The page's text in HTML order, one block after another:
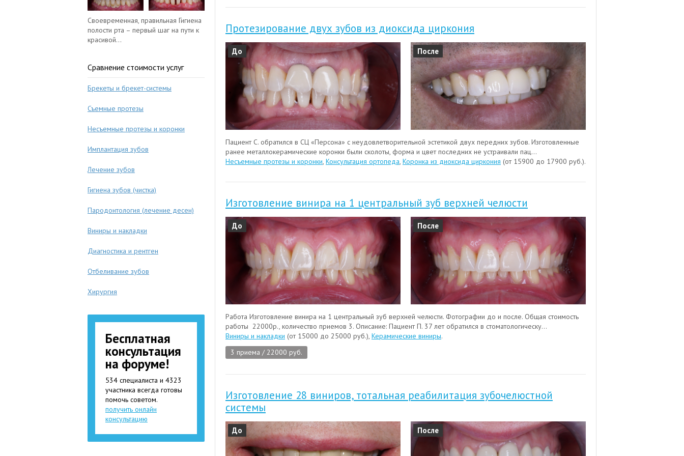
Протезирование двух зубов из диоксида циркония
До После
Пациент С. обратился в СЦ «Персона» с неудовлетворительной эстетикой двух передних зубов. Изготовленные
ранее металлокерамические коронки были сколоты, форма и цвет последних не устраивали пац...
Несъемные протезы и коронки, Консультация ортопеда, Коронка из диоксида циркония (от 15900 до 17900 руб.).
Изготовление винира на 1 центральный зуб верхней челюсти
До После
Работа Изготовление винира на 1 центральный зуб верхней челюсти. Фотографии до и после. Общая стоимость
работы 22000р., количество приемов 3. Описание: Пациент П. 37 лет обратился в стоматологическу...
Виниры и накладки (от 15000 до 25000 руб.), Керамические виниры.
3 приема / 22000 руб.
Изготовление 28 виниров, тотальная реабилитация зубочелюстной
системы
До После
Своевременная, правильная Гигиена
полости рта – первый шаг на пути к
красивой...
Сравнение стоимости услуг
Брекеты и брекет-системы
Съемные протезы
Несъемные протезы и коронки
Имплантация зубов
Лечение зубов
Гигиена зубов (чистка)
Пародонтология (лечение десен)
Виниры и накладки
Диагностика и рентген
Отбеливание зубов
Хирургия
Бесплатная
консультация
на форуме!
534 специалиста и 4323
участника всегда готовы
помочь советом.
получить онлайн
консультацию